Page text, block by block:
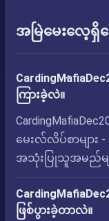
အမြဲမေးလေ့ရှိသ
ကြားခဲ့လဲ။
မေးလ်လိပ်စာများ -
အသုံးပြုသူအမည်မျ
ဖြစ်ပွားခဲ့တာလဲ။